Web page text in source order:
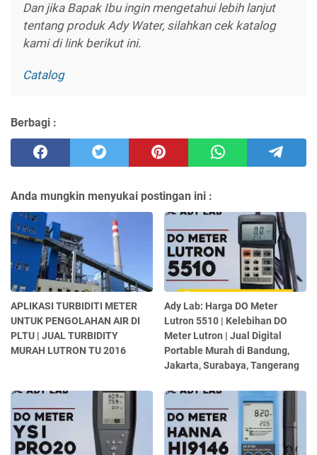
Dan jika Bapak Ibu ingin mengetahui lebih lanjut
tentang produk Ady Water, silahkan cek katalog
kami di link berikut ini.
Catalog
Berbagi :
Anda mungkin menyukai postingan ini :
APLIKASI TURBIDITI METER
UNTUK PENGOLAHAN AIR DI
PLTU | JUAL TURBIDITY
MURAH LUTRON TU 2016
Ady Lab: Harga DO Meter
Lutron 5510 | Kelebihan DO
Meter Lutron | Jual Digital
Portable Murah di Bandung,
Jakarta, Surabaya, Tangerang